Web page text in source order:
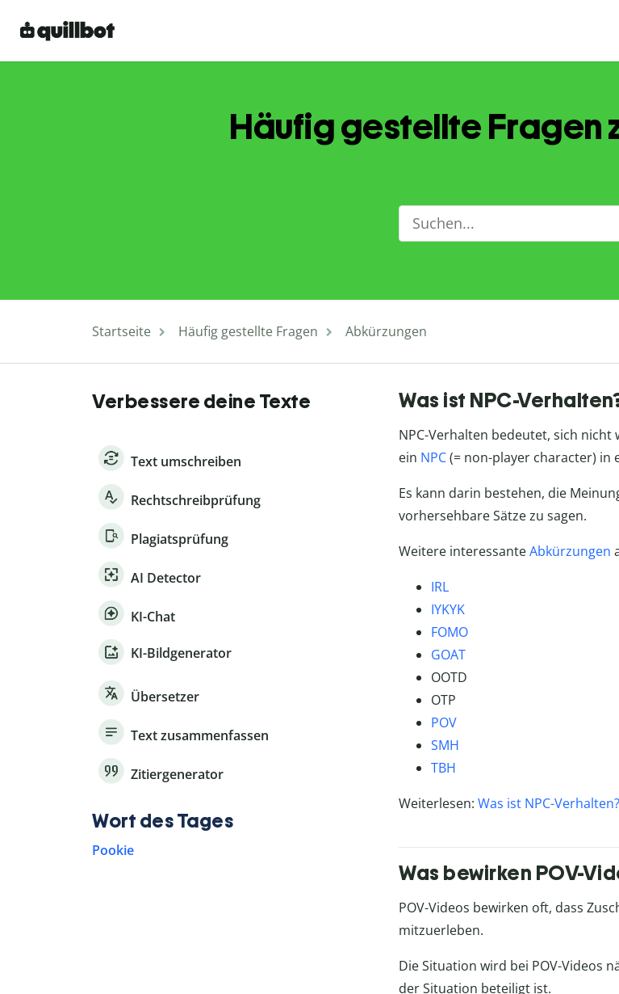
Häufig gestellte Fragen
Startseite Häufig gestellte Fragen Abkürzungen
Was ist NPC-
NPC-Verhalten bedeutet, sich
ein NPC(= non-player character) in
Es kann darin bestehen, die
vorhersehbare Sätze zu sagen.
Weitere interessanteAbkürzungen
IRL
IYKYK
FOMO
GOAT
OOTD
OTP
POV
SMH
TBH
Weiterlesen: Was ist NPC-Verhalten?
Was bewirken POV-
POV-Videos bewirken oft, dass
mitzuerleben.
Die Situation wird bei POV-Videos
der Situation beteiligt ist.
Verbessere deine Texte
Text umschreiben
Rechtschreibprüfung
Plagiatsprüfung
AI Detector
KI-Chat
KI-Bildgenerator
Übersetzer
Text zusammenfassen
Zitiergenerator
Wort des Tages
Pookie